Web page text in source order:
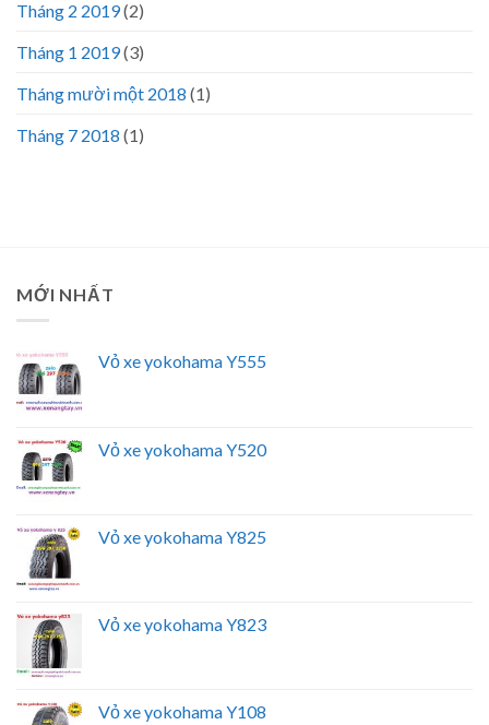
Tháng 2 2019(2)
Tháng 1 2019(3)
Tháng mười một 2018 (1)
Tháng 7 2018 (1)
MỚI NHẤT
Vỏ xe yokohama Y555
Vỏ xe yokohama Y520
Vỏ xe yokohama Y825
Vỏ xe yokohama Y823
Vỏ xe yokohama Y108